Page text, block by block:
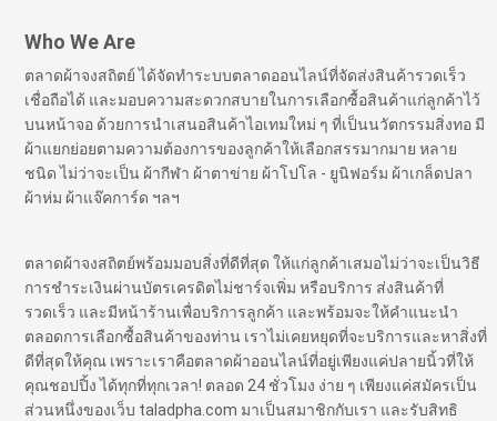
Who We Are
ตลาดผ้าจงสถิตย์ ได้จัดทำระบบตลาดออนไลน์ที่จัดส่งสินค้ารวดเร็ว
เชื่อถือได้ และมอบความสะดวกสบายในการเลือกซื้อสินค้าแก่ลูกค้าไว้
บนหน้าจอ ด้วยการนำเสนอสินค้าไอเทมใหม่ ๆ ที่เป็นนวัตกรรมสิ่งทอ มี
ผ้าแยกย่อยตามความต้องการของลูกค้าให้เลือกสรรมากมาย หลาย
ชนิด ไม่ว่าจะเป็น ผ้ากีฬา ผ้าตาข่าย ผ้าโปโล - ยูนิฟอร์ม ผ้าเกล็ดปลา
ผ้าห่ม ผ้าแจ๊คการ์ด ฯลฯ
ตลาดผ้าจงสถิตย์พร้อมมอบสิ่งที่ดีที่สุด ให้แก่ลูกค้าเสมอไม่ว่าจะเป็นวิธี
การชำระเงินผ่านบัตรเครดิตไม่ชาร์จเพิ่ม หรือบริการ ส่งสินค้าที่
รวดเร็ว และมีหน้าร้านเพื่อบริการลูกค้า และพร้อมจะให้คำแนะนำ
ตลอดการเลือกซื้อสินค้าของท่าน เราไม่เคยหยุดที่จะบริการและหาสิ่งที่
ดีที่สุดให้คุณ เพราะเราคือตลาดผ้าออนไลน์ที่อยู่เพียงแค่ปลายนิ้วที่ให้
คุณชอปปิ้ง ได้ทุกที่ทุกเวลา! ตลอด 24 ชั่วโมง ง่าย ๆ เพียงแค่สมัครเป็น
ส่วนหนึ่งของเว็บ taladpha.com มาเป็นสมาชิกกับเรา และรับสิทธิ